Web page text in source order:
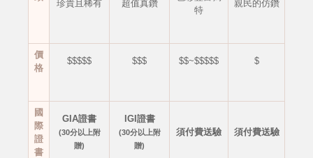
珍貴且稀有
超值真鑽
特
親民的仿鑽
價
格
$$$$$ $$$ $$~$$$$$ $
國
際
證
書
GIA證書
(30分以上附
贈)
IGI證書
(30分以上附
贈)
須付費送驗 須付費送驗